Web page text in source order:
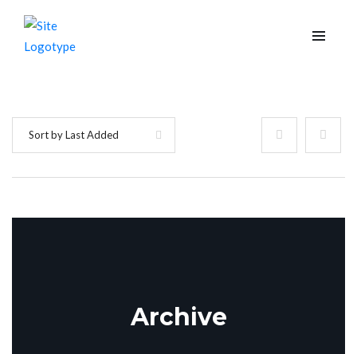
Sort by Last Added
Archive